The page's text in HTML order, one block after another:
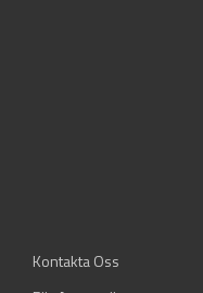
Kontakta Oss